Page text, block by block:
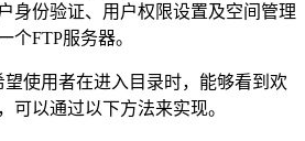
身份验证、用户权限设置及空间管理
个FTP服务器。
使用者在进入目录时，能够看到欢
可以通过以下方法来实现。